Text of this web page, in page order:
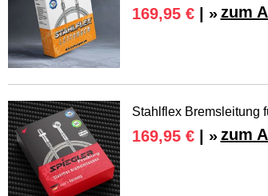
169,95 €| » zum
Stahlflex Bremsleitung
169,95 €| » zum